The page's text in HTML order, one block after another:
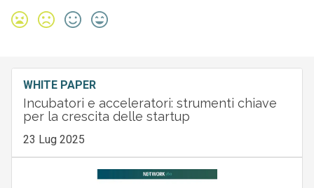
WHITE PAPER
Incubatori e acceleratori: strumenti chiave
per la crescita delle startup
23 Lug 2025